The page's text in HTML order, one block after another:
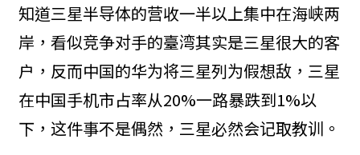
知道三星半导体的营收一半以上集中在海峡两
岸，看似竞争对手的臺湾其实是三星很大的客
户，反而中国的华为将三星列为假想敌，三星
在中国手机市占率从20%一路暴跌到1%以
下，这件事不是偶然，三星必然会记取教训。